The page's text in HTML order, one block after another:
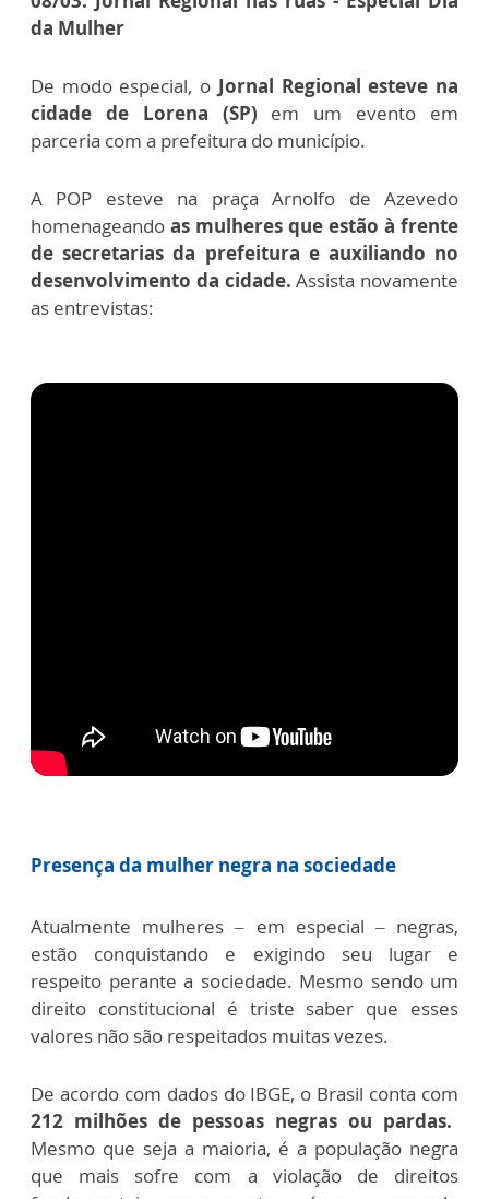
da Mulher
De modo especial, o Jornal Regional esteve na
cidade de Lorena (SP) em um evento em
parceria com a prefeitura do município.
A POP esteve na praça Arnolfo de Azevedo
homenageando as mulheres que estão à frente
de secretarias da prefeitura e auxiliando no
desenvolvimento da cidade. Assista novamente
as entrevistas:
Presença da mulher negra na sociedade
Atualmente mulheres – em especial – negras,
estão conquistando e exigindo seu lugar e
respeito perante a sociedade. Mesmo sendo um
direito constitucional é triste saber que esses
valores não são respeitados muitas vezes.
De acordo com dados do IBGE, o Brasil conta com
212 milhões de pessoas negras ou pardas.
Mesmo que seja a maioria, é a população negra
que mais sofre com a violação de direitos